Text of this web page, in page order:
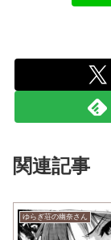
関連記事
ゆらぎ荘の幽奈さん